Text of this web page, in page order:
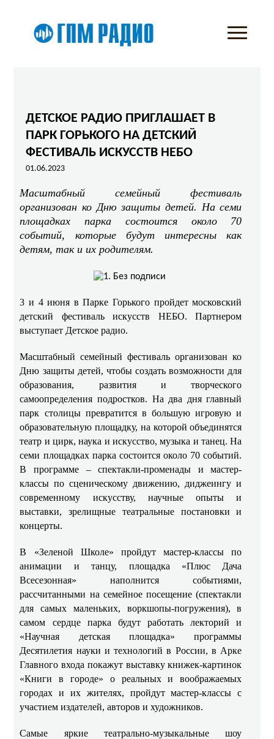
ДЕТСКОЕ РАДИО ПРИГЛАШАЕТ В
ПАРК ГОРЬКОГО НА ДЕТСКИЙ
ФЕСТИВАЛЬ ИСКУССТВ НЕБО
01.06.2023
Масштабный семейный фестиваль
организован ко Дню защиты детей. На семи
площадках парка состоится около 70
событий, которые будут интересны как
детям, так и их родителям.
3 и 4 июня в Парке Горького пройдет московский
детский фестиваль искусств НЕБО. Партнером
выступает Детское радио.
Масштабный семейный фестиваль организован ко
Дню защиты детей, чтобы создать возможности для
образования, развития и творческого
самоопределения подростков. На два дня главный
парк столицы превратится в большую игровую и
образовательную площадку, на которой объединятся
театр и цирк, наука и искусство, музыка и танец. На
семи площадках парка состоится около 70 событий.
В программе – спектакли-променады и мастер-
классы по сценическому движению, диджеингу и
современному искусству, научные опыты и
выставки, зрелищные театральные постановки и
концерты.
В «Зеленой Школе» пройдут мастер-классы по
анимации и танцу, площадка «Плюс Дача
Всесезонная» наполнится событиями,
рассчитанными на семейное посещение (спектакли
для самых маленьких, воркшопы-погружения), в
самом сердце парка будут работать лекторий и
«Научная детская площадка» программы
Десятилетия науки и технологий в России, в Арке
Главного входа покажут выставку книжек-картинок
«Книги в городе» о реальных и воображаемых
городах и их жителях, пройдут мастер-классы с
участием издателей, авторов и художников.
Самые яркие театрально-музыкальные шоу